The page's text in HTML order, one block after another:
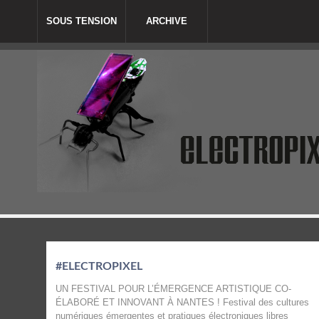
SOUS TENSION ARCHIVE
#ELECTROPIXEL
UN FESTIVAL POUR L’ÉMERGENCE ARTISTIQUE CO-
ÉLABORÉ ET INNOVANT À NANTES ! Festival des cultures
numériques émergentes et pratiques électroniques libres